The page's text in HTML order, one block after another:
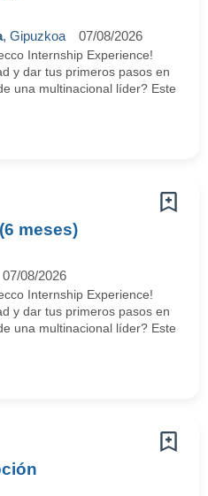
, Gipuzkoa 07/08/2026
Internship Experience!
y dar tus primeros pasos en
una multinacional líder? Este
meses)
07/08/2026
Internship Experience!
y dar tus primeros pasos en
una multinacional líder? Este